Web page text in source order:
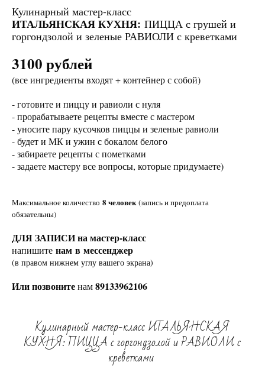
Кулинарный мастер-класс
ИТАЛЬЯНСКАЯ КУХНЯ: ПИЦЦА с грушей и
горгондзолой и зеленые РАВИОЛИ с креветками
3100 рублей
(все ингредиенты входят + контейнер с собой)
- готовите и пиццу и равиоли с нуля
- прорабатываете рецепты вместе с мастером
- уносите пару кусочков пиццы и зеленые равиоли
- будет и МК и ужин с бокалом белого
- забираете рецепты с пометками
- задаете мастеру все вопросы, которые придумаете)
Максимальное количество 8 человек(запись и предоплата
обязательны)
ДЛЯ ЗАПИСИ на мастер-класс
напишите нам в мессенджер
(в правом нижнем углу вашего экрана)
Или позвонитенам89133962106
Кулинарный мастер-класс ИТАЛЬЯНСКАЯ
КУХНЯ: ПИЦЦА с горгондзолой и РАВИОЛИ с
креветками